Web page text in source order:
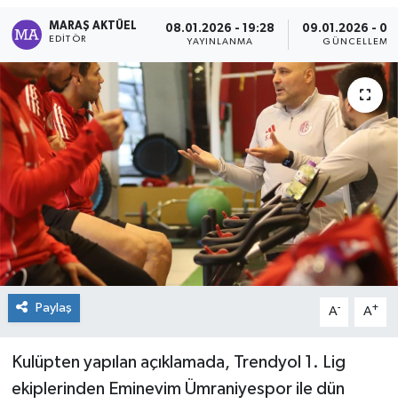
MARAŞ AKTÜEL
EDITÖR
08.01.2026 - 19:28
YAYINLANMA
09.01.2026 -
GÜNCELLEME
Paylaş A- A+
Kulüpten yapılan açıklamada, Trendyol 1. Lig
ekiplerinden Eminevim Ümraniyespor ile dün
Kültür Sanat